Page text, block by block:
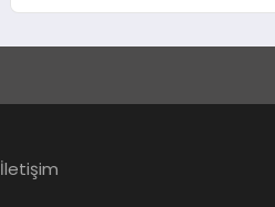
İletişim